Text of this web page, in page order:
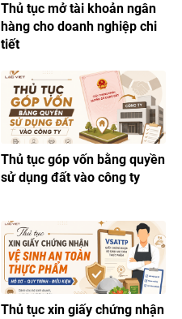
Thủ tục mở tài khoản ngân
hàng cho doanh nghiệp chi
tiết
Thủ tục góp vốn bằng quyền
sử dụng đất vào công ty
Thủ tục xin giấy chứng nhận